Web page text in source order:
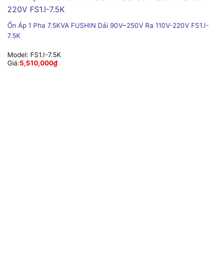
Ổn Áp 1 Pha 7.5KVA FUSHIN Dải 90V~250V Ra 110V-220V FS1.I-
7.5K
Model: FS1.I-7.5K
Giá:5,510,000₫